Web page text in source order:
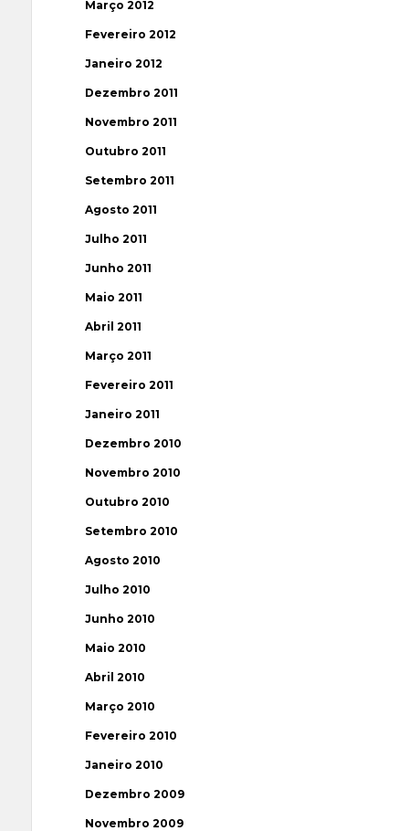
Março 2012
Fevereiro 2012
Janeiro 2012
Dezembro 2011
Novembro 2011
Outubro 2011
Setembro 2011
Agosto 2011
Julho 2011
Junho 2011
Maio 2011
Abril 2011
Março 2011
Fevereiro 2011
Janeiro 2011
Dezembro 2010
Novembro 2010
Outubro 2010
Setembro 2010
Agosto 2010
Julho 2010
Junho 2010
Maio 2010
Abril 2010
Março 2010
Fevereiro 2010
Janeiro 2010
Dezembro 2009
Novembro 2009